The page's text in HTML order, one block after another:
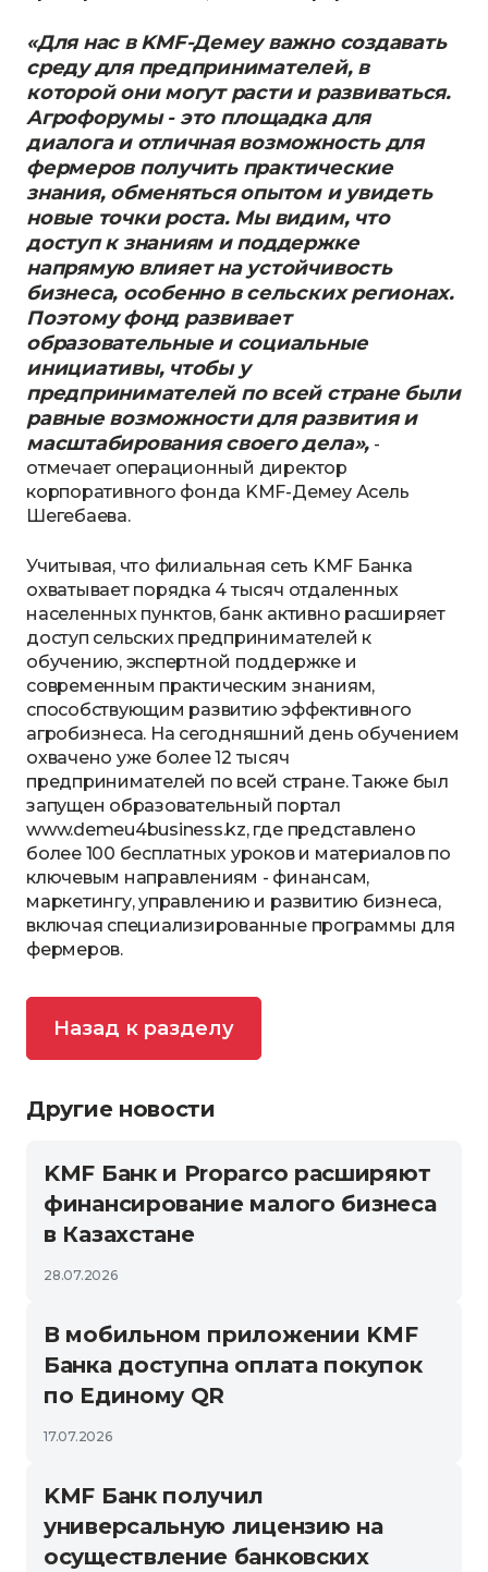
«Для нас в KMF-Демеу важно создавать
среду для предпринимателей, в
которой они могут расти и развиваться.
Агрофорумы - это площадка для
диалога и отличная возможность для
фермеров получить практические
знания, обменяться опытом и увидеть
новые точки роста. Мы видим, что
доступ к знаниям и поддержке
напрямую влияет на устойчивость
бизнеса, особенно в сельских регионах.
Поэтому фонд развивает
образовательные и социальные
инициативы, чтобы у
предпринимателей по всей стране были
равные возможности для развития и
масштабирования своего дела», -
отмечает операционный директор
корпоративного фонда KMF-Демеу Асель
Шегебаева.
Учитывая, что филиальная сеть KMF Банка
охватывает порядка 4 тысяч отдаленных
населенных пунктов, банк активно расширяет
доступ сельских предпринимателей к
обучению, экспертной поддержке и
современным практическим знаниям,
способствующим развитию эффективного
агробизнеса. На сегодняшний день обучением
охвачено уже более 12 тысяч
предпринимателей по всей стране. Также был
запущен образовательный портал
www.demeu4business.kz, где представлено
более 100 бесплатных уроков и материалов по
ключевым направлениям - финансам,
маркетингу, управлению и развитию бизнеса,
включая специализированные программы для
фермеров.
Назад к разделу
Другие новости
KMF Банк и Proparco расширяют
финансирование малого бизнеса
в Казахстане
28.07.2026
В мобильном приложении KMF
Банка доступна оплата покупок
по Единому QR
17.07.2026
KMF Банк получил
универсальную лицензию на
осуществление банковских